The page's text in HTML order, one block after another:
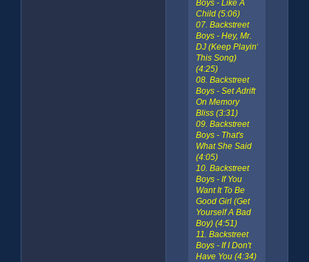
Boys - Like A
Child (5:06)
07. Backstreet
Boys - Hey, Mr.
DJ (Keep Playin'
This Song)
(4:25)
08. Backstreet
Boys - Set Adrift
On Memory
Bliss (3:31)
09. Backstreet
Boys - That's
What She Said
(4:05)
10. Backstreet
Boys - If You
Want It To Be
Good Girl (Get
Yourself A Bad
Boy) (4:51)
11. Backstreet
Boys - If I Don't
Have You (4:34)